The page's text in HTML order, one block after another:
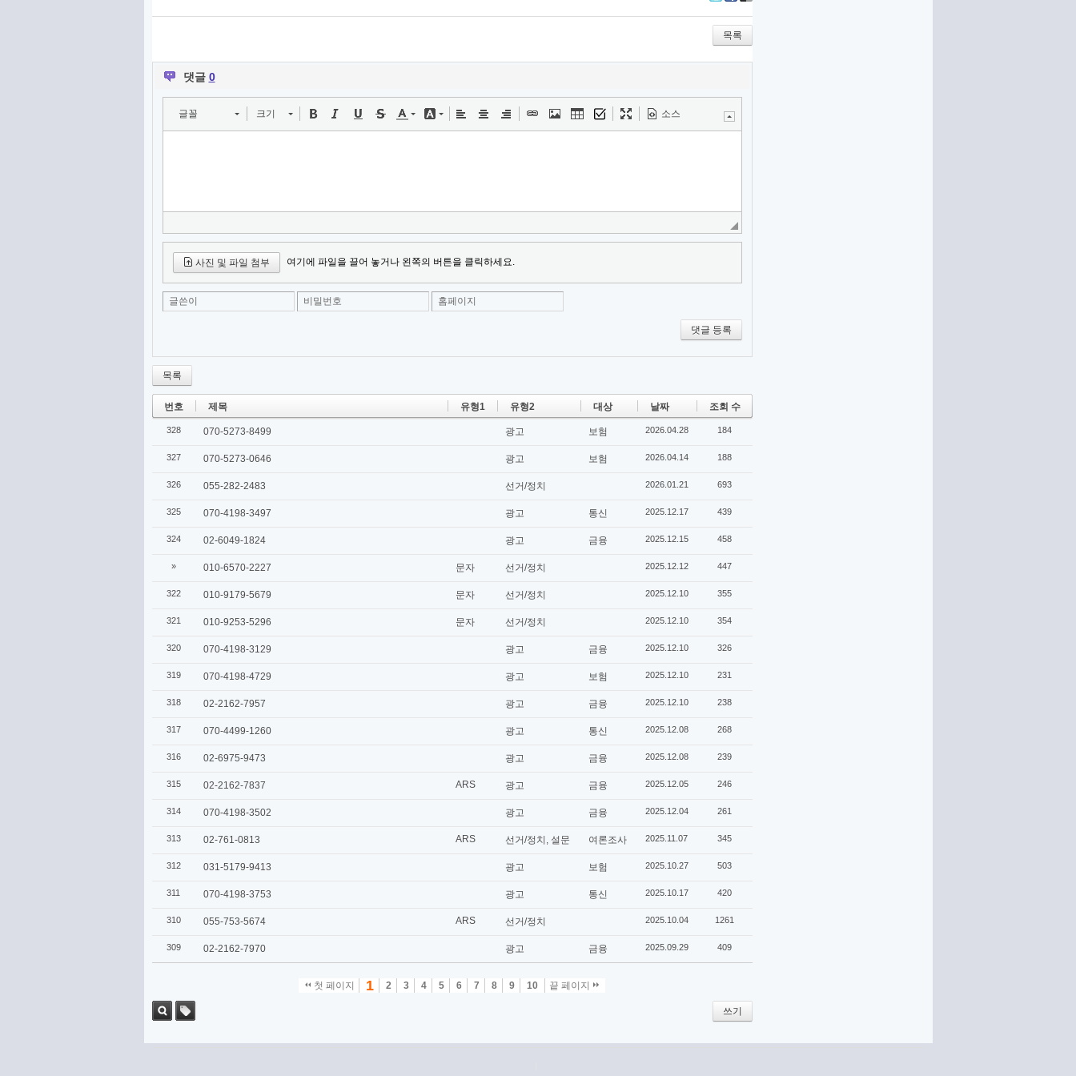
목록
댓글 0
글꼴 크기 소스
사진 및 파일 첨부 여기에 파일을 끌어 놓거나 왼쪽의 버튼을 클릭하세요.
글쓴이 비밀번호 홈페이지
댓글 등록
목록
번호 제목 유형1 유형2 대상 날짜 조회 수
328 070-5273-8499 광고 보험 2026.04.28 184
327 070-5273-0646 광고 보험 2026.04.14 188
326 055-282-2483 선거/정치 2026.01.21 693
325 070-4198-3497 광고 통신 2025.12.17 439
324 02-6049-1824 광고 금융 2025.12.15 458
» 010-6570-2227 문자 선거/정치 2025.12.12 447
322 010-9179-5679 문자 선거/정치 2025.12.10 355
321 010-9253-5296 문자 선거/정치 2025.12.10 354
320 070-4198-3129 광고 금융 2025.12.10 326
319 070-4198-4729 광고 보험 2025.12.10 231
318 02-2162-7957 광고 금융 2025.12.10 238
317 070-4499-1260 광고 통신 2025.12.08 268
316 02-6975-9473 광고 금융 2025.12.08 239
315 02-2162-7837 ARS 광고 금융 2025.12.05 246
314 070-4198-3502 광고 금융 2025.12.04 261
313 02-761-0813 ARS 선거/정치, 설문 여론조사 2025.11.07 345
312 031-5179-9413 광고 보험 2025.10.27 503
311 070-4198-3753 광고 통신 2025.10.17 420
310 055-753-5674 ARS 선거/정치 2025.10.04 1261
309 02-2162-7970 광고 금융 2025.09.29 409
첫 페이지 1 2 3 4 5 6 7 8 9 10 끝 페이지
쓰기